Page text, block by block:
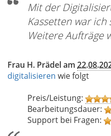
Mit der
Kassetten war
Weitere Aufträge
Frau H. Prädel am
digitalisieren wie folgt
Preis/Leistung:
Bearbeitungsdauer:
Support bei Fragen: